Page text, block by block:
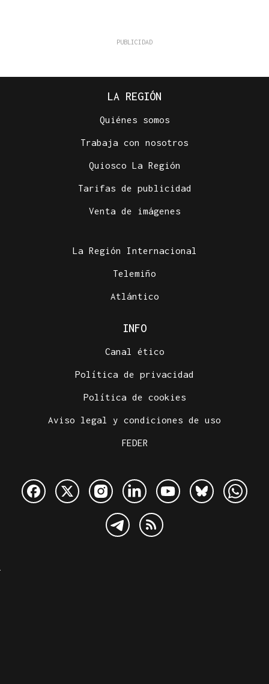
LA REGIÓN
Quiénes somos
Trabaja con nosotros
Quiosco La Región
Tarifas de publicidad
Venta de imágenes
La Región Internacional
Telemiño
Atlántico
INFO
Canal ético
Política de privacidad
Política de cookies
Aviso legal y condiciones de uso
FEDER